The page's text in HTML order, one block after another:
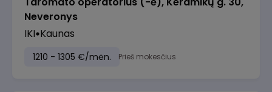
Neveronys
IKI Kaunas
1210 - 1305 €/mėn. Prieš mokesčius